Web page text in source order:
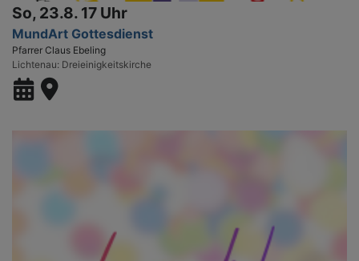
So, 23.8. 17 Uhr
MundArt Gottesdienst
Pfarrer Claus Ebeling
Lichtenau Dreieinigkeitskirche